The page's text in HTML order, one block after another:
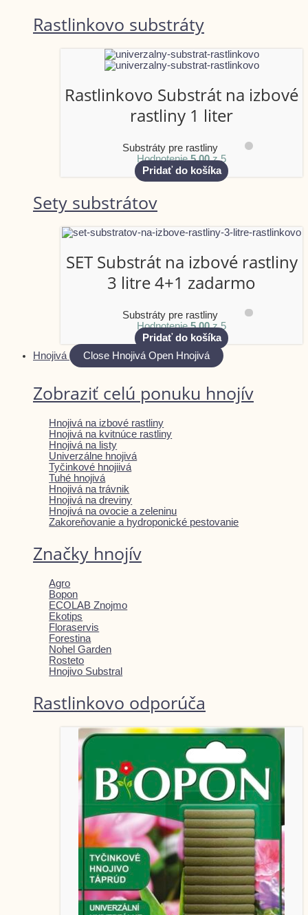
Rastlinkovo substráty
Rastlinkovo Substrát na izbové
rastliny 1 liter
Substráty pre rastliny
Hodnotenie5.00z 5
Pridať do košíka
Sety substrátov
SET Substrát na izbové rastliny
3 litre 4+1 zadarmo
Substráty pre rastliny
Hodnotenie5.00z 5
Pridať do košíka
Hnojivá
Close Hnojivá Open Hnojivá
Zobraziť celú ponuku hnojív
Hnojivá na izbové rastliny
Hnojivá na kvitnúce rastliny
Hnojivá na listy
Univerzálne hnojivá
Tyčinkové hnojiivá
Tuhé hnojivá
Hnojivá na trávnik
Hnojivá na dreviny
Hnojivá na ovocie a zeleninu
Zakoreňovanie a hydroponické pestovanie
Značky hnojív
Agro
Bopon
ECOLAB Znojmo
Ekotips
Floraservis
Forestina
Nohel Garden
Rosteto
Hnojivo Substral
Rastlinkovo odporúča